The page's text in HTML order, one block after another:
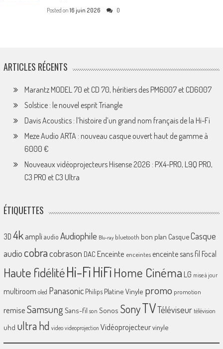
Posted on 16 juin 2026 0
ARTICLES RÉCENTS
Marantz MODEL 70 et CD 70, héritiers des PM6007 et CD6007
Solstice : le nouvel esprit Triangle
Davis Acoustics : l’histoire d’un grand nom français de la Hi-Fi
Meze Audio ARTA : nouveau casque ouvert haut de gamme à
6000 €
Nouveaux vidéoprojecteurs Hisense 2026 : PX4-PRO, L9Q PRO,
C3 PRO et C3 Ultra
ÉTIQUETTES
3D 4k ampliaudio Audiophile Blu-ray bluetooth bon plan CasqueCasque
audio cobracobrason DAC Enceinte enceintes enceinte sans fil Focal
Haute fidélitéHi-FiHiFiHome Cinéma LG mise à jour
multiroom oled Panasonic Philips Platine Vinyle promo promotion
remiseSamsungSans-fil son Sonos SonyTVTéléviseur télévision
uhd ultra hd video videoprojection Vidéoprojecteurvinyle